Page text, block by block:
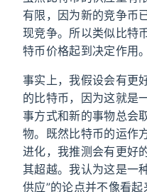
有限，因为新的竞争币
现竞争。所以类似比特
特币价格起到决定作用。
事实上，我假设会有更
的比特币，因为这就是
事方式和新的事物总会
物。既然比特币的运作
进化，我推测会有更好
其超越。我认为这是一
供应”的论点并不像看